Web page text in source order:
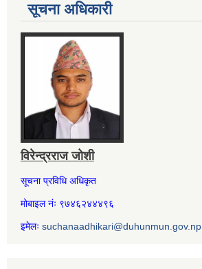
सूचना अधिकारी
विरेन्द्रराज जोशी
सूचना प्रविधि अधिकृत
मोबाइल नंः ९७४६२४४४९६
इमेलः suchanaadhikari@duhunmun.gov.np